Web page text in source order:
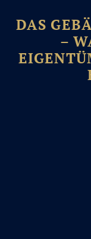
DAS
–